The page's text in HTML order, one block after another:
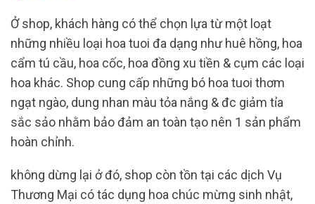
Ở shop, khách hàng có thể chọn lựa từ một loạt
những nhiều loại hoa tuoi đa dạng như huê hồng, hoa
cẩm tú cầu, hoa cốc, hoa đồng xu tiền & cụm các loại
hoa khác. Shop cung cấp những bó hoa tuoi thơm
ngạt ngào, dung nhan màu tỏa nắng & đc giảm tỉa
sắc sảo nhằm bảo đảm an toàn tạo nên 1 sản phẩm
hoàn chỉnh.
không dừng lại ở đó, shop còn tồn tại các dịch Vụ
Thương Mại có tác dụng hoa chúc mừng sinh nhật,